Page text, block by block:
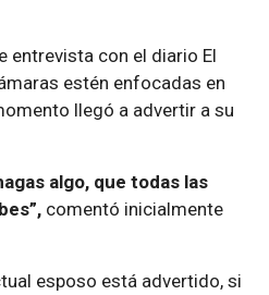
entrevista con el diario El
estén enfocadas en
llegó a advertir a su
algo, que todas las
comentó inicialmente
esposo está advertido, si